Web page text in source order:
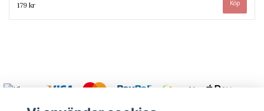
179 kr